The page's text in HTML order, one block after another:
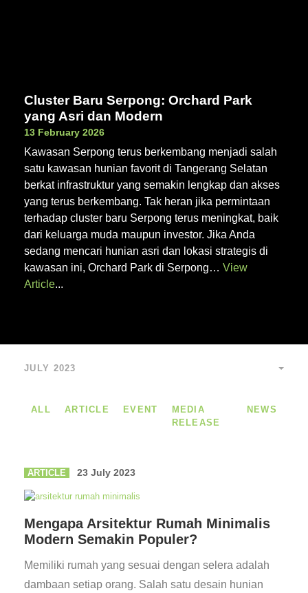
Cluster Baru Serpong: Orchard Park
yang Asri dan Modern
13 February 2026
Kawasan Serpong terus berkembang menjadi salah
satu kawasan hunian favorit di Tangerang Selatan
berkat infrastruktur yang semakin lengkap dan akses
yang terus berkembang. Tak heran jika permintaan
terhadap cluster baru Serpong terus meningkat, baik
dari keluarga muda maupun investor. Jika Anda
sedang mencari hunian asri dan lokasi strategis di
kawasan ini, Orchard Park di Serpong… View
Article
JULY 2023
ALL ARTICLE EVENT
MEDIA
RELEASE
NEWS
ARTICLE 23 July 2023
Mengapa Arsitektur Rumah Minimalis
Modern Semakin Populer?
Memiliki rumah yang sesuai dengan selera adalah
dambaan setiap orang. Salah satu desain hunian